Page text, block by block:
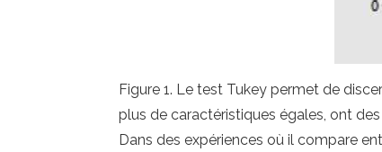
Figure 1. Le test Tukey permet de
plus de caractéristiques égales, ont
Dans des expériences où il compare